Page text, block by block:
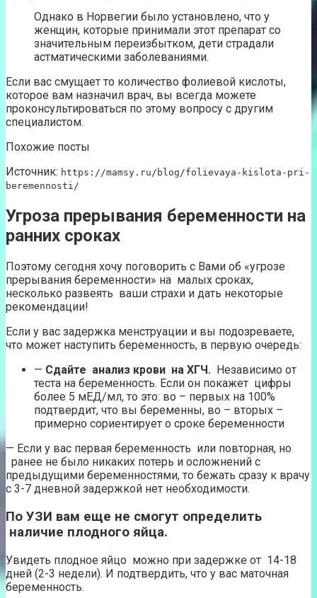
Однако в Норвегии было установлено, что у
женщин, которые принимали этот препарат со
значительным переизбытком, дети страдали
астматическими заболеваниями.
Если вас смущает то количество фолиевой кислоты,
которое вам назначил врач, вы всегда можете
проконсультироваться по этому вопросу с другим
специалистом.
Похожие посты
Источник: https://mamsy.ru/blog/folievaya-kislota-pri-
beremennosti/
Угроза прерывания беременности на
ранних сроках
Поэтому сегодня хочу поговорить с Вами об «угрозе
прерывания беременности» на малых сроках,
несколько развеять ваши страхи и дать некоторые
рекомендации!
Если у вас задержка менструации и вы подозреваете,
что может наступить беременность, в первую очередь:
— Сдайте анализ крови на ХГЧ. Независимо от
теста на беременность. Если он покажет цифры
более 5 мЕД/мл, то это: во – первых на 100%
подтвердит, что вы беременны, во – вторых –
примерно сориентирует о сроке беременности
— Если у вас первая беременность или повторная, но
ранее не было никаких потерь и осложнений с
предыдущими беременностями, то бежать сразу к врачу
с 3-7 дневной задержкой нет необходимости.
По УЗИ вам еще не смогут определить
наличие плодного яйца.
Увидеть плодное яйцо можно при задержке от 14-18
дней (2-3 недели). И подтвердить, что у вас маточная
беременность.